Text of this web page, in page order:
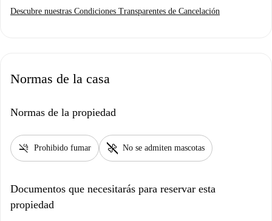
Descubre nuestras Condiciones Transparentes de Cancelación
Normas de la casa
Normas de la propiedad
smoke_free Prohibido fumar pet_supplies No se admiten mascotas
Documentos que necesitarás para reservar esta
propiedad